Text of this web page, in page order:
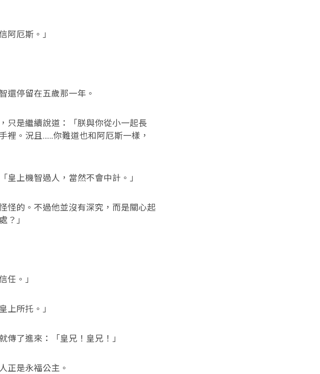
厄斯。」
停留在五歲那一年。
是繼續說道：「朕與你從小一起長
裡。況且……你難道也和阿厄斯一樣，
上機智過人，當然不會中計。」
的。不過他並沒有深究，而是關心起
？」
。」
所托。」
了進來：「皇兄！皇兄！」
是永福公主。